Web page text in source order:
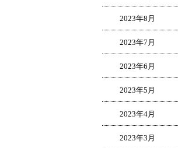
2023年8月
2023年7月
2023年6月
2023年5月
2023年4月
2023年3月